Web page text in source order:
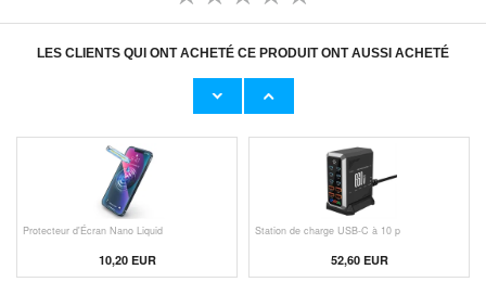
LES CLIENTS QUI ONT ACHETÉ CE PRODUIT ONT AUSSI ACHETÉ
Câble Apple Lightning d'Origin
Protecteur d'Écran Nano Liquid
10,20 EUR
Station de charge USB-C à 10 p
52,60 EUR